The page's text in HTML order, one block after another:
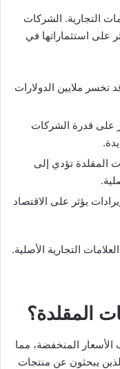
التجارية. الشركات
على استثماراتها في
تخسر ملايين الدولارات
على قدرة الشركات
المقلدة تؤدي إلى
يؤثر على الاقتصاد
التجارية الأصلية.
المقلدة؟
الأسعار المنخفضة، مما
يبحثون عن منتجات